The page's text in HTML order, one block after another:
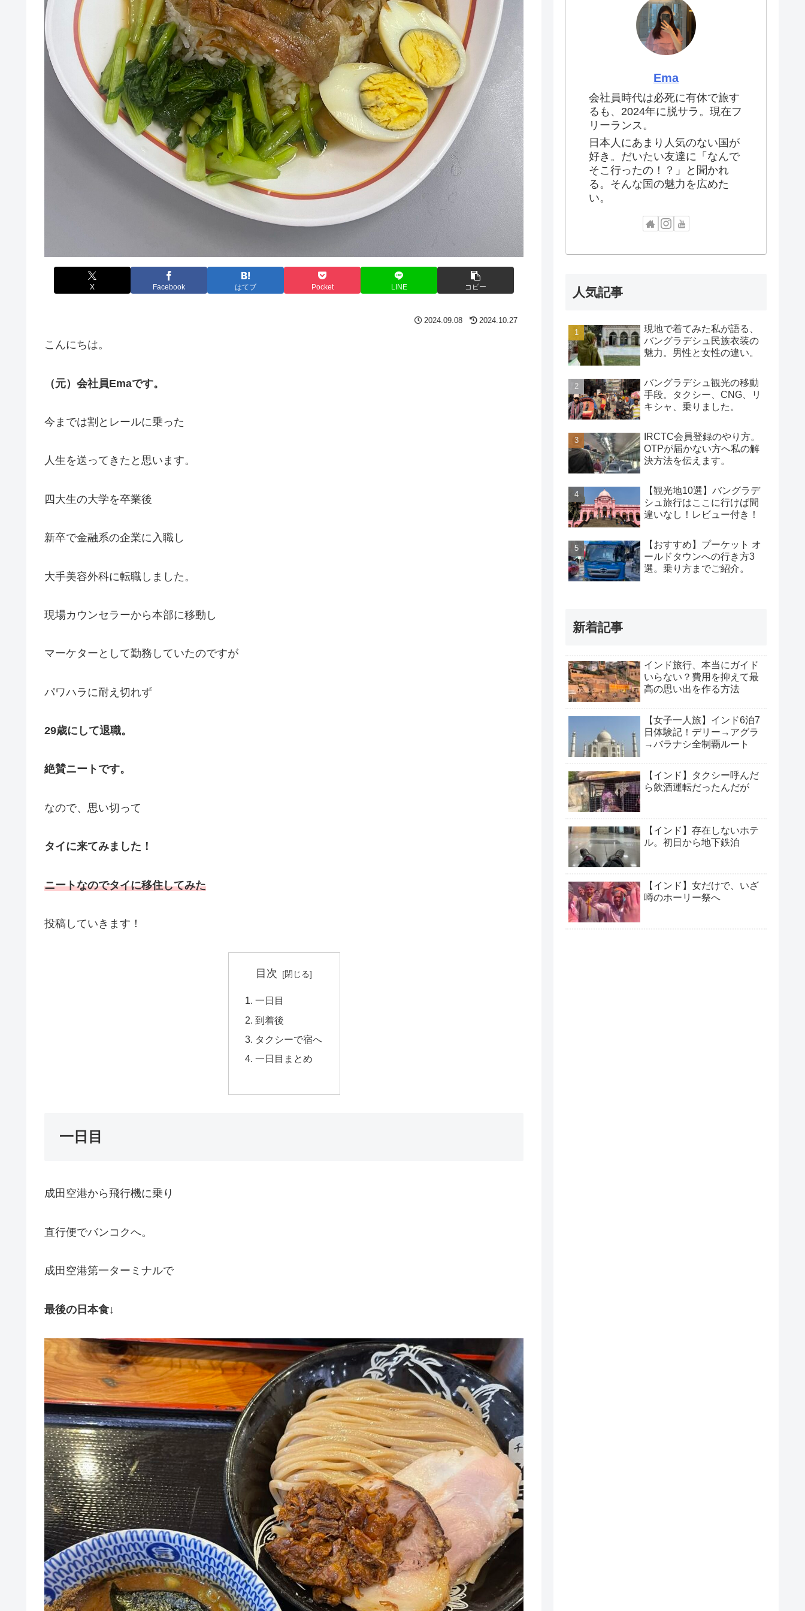
X Facebook はてブ Pocket LINE コピー
2024.09.08 2024.10.27
こんにちは。
（元）会社員Emaです。
今までは割とレールに乗った
人生を送ってきたと思います。
四大生の大学を卒業後
新卒で金融系の企業に入職し
大手美容外科に転職しました。
現場カウンセラーから本部に移動し
マーケターとして勤務していたのですが
パワハラに耐え切れず
29歳にして退職。
絶賛ニートです。
なので、思い切って
タイに来てみました！
ニートなのでタイに移住してみた
投稿していきます！
目次
一日目
到着後
タクシーで宿へ
一日目まとめ
一日目
成田空港から飛行機に乗り
直行便でバンコクへ。
成田空港第一ターミナルで
最後の日本食↓
Ema
会社員時代は必死に有休で旅す
るも、2024年に脱サラ。現在フ
リーランス。
日本人にあまり人気のない国が
好き。だいたい友達に「なんで
そこ行ったの！？」と聞かれ
る。そんな国の魅力を広めた
い。
人気記事
現地で着てみた私が語る、
バングラデシュ民族衣装の
魅力。男性と女性の違い。
バングラデシュ観光の移動
手段。タクシー、CNG、リ
キシャ、乗りました。
IRCTC会員登録のやり方。
OTPが届かない方へ私の解
決方法を伝えます。
【観光地10選】バングラデ
シュ旅行はここに行けば間
違いなし！レビュー付き！
【おすすめ】プーケット オ
ールドタウンへの行き方3
選。乗り方までご紹介。
新着記事
インド旅行、本当にガイド
いらない？費用を抑えて最
高の思い出を作る方法
【女子一人旅】インド6泊7
日体験記！デリー→アグラ
→バラナシ全制覇ルート
【インド】タクシー呼んだ
ら飲酒運転だったんだが
【インド】存在しないホテ
ル。初日から地下鉄泊
【インド】女だけで、いざ
噂のホーリー祭へ